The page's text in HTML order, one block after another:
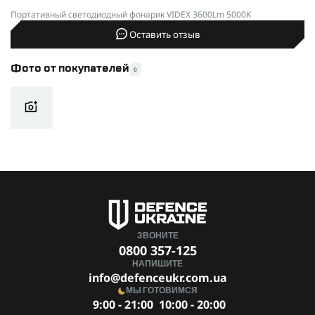
Портативный светодиодный фонарик VIDEX 3600Lm 5000K
Оставить отзыв
Фото от покупателей 0
ЗВОНИТЕ
0800 357-125
НАПИШИТЕ
info@defenceukr.com.ua
МЫ ГОТОВИМСЯ
9:00 - 21:00 10:00 - 20:00